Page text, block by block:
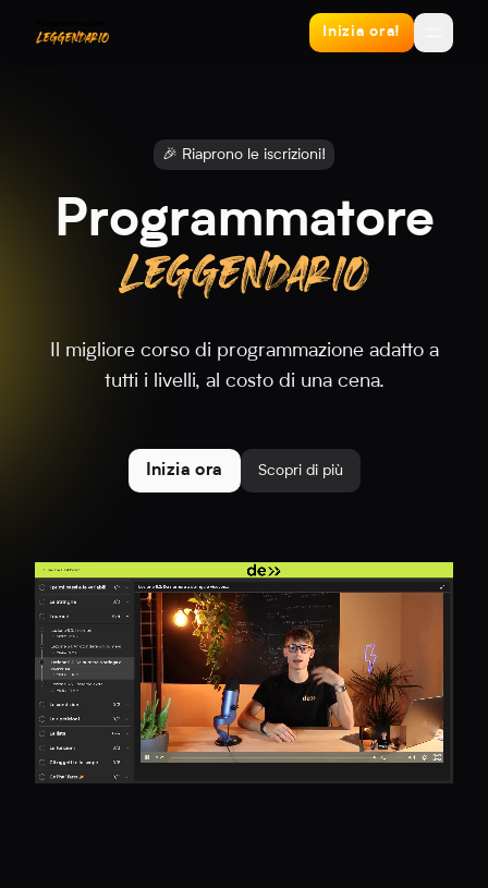
Inizia ora!
🎉 Riaprono le iscrizioni!
Programmatore
Il migliore corso di programmazione adatto a
tutti i livelli, al costo di una cena.
Inizia ora Scopri di più